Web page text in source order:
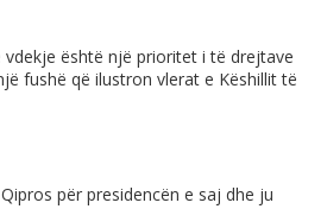
është një prioritet i të drejtave
fushë që ilustron vlerat e Këshillit të
për presidencën e saj dhe ju